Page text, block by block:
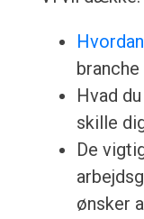
Hvad
skille
De
ønsker